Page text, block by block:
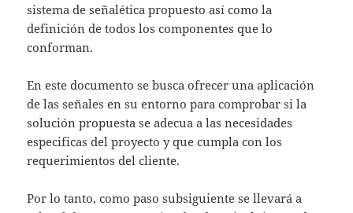
sistema de señalética propuesto así como la
definición de todos los componentes que lo
conforman.
En este documento se busca ofrecer una aplicación
de las señales en su entorno para comprobar si la
solución propuesta se adecua a las necesidades
especificas del proyecto y que cumpla con los
requerimientos del cliente.
Por lo tanto, como paso subsiguiente se llevará a